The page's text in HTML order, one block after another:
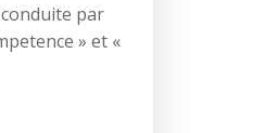
conduite par
» et «